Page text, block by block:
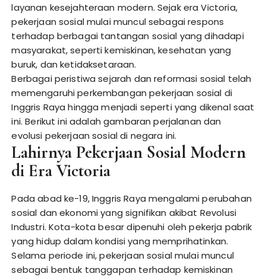
layanan kesejahteraan modern. Sejak era Victoria,
pekerjaan sosial mulai muncul sebagai respons
terhadap berbagai tantangan sosial yang dihadapi
masyarakat, seperti kemiskinan, kesehatan yang
buruk, dan ketidaksetaraan.
Berbagai peristiwa sejarah dan reformasi sosial telah
memengaruhi perkembangan pekerjaan sosial di
Inggris Raya hingga menjadi seperti yang dikenal saat
ini. Berikut ini adalah gambaran perjalanan dan
evolusi pekerjaan sosial di negara ini.
Lahirnya Pekerjaan Sosial Modern
di Era Victoria
Pada abad ke-19, Inggris Raya mengalami perubahan
sosial dan ekonomi yang signifikan akibat Revolusi
Industri. Kota-kota besar dipenuhi oleh pekerja pabrik
yang hidup dalam kondisi yang memprihatinkan.
Selama periode ini, pekerjaan sosial mulai muncul
sebagai bentuk tanggapan terhadap kemiskinan